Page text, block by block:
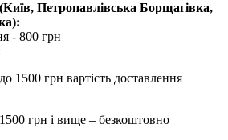
(Київ, Петропавлівська Борщагівка,
- 800 грн
1500 грн вартість доставлення
грн і вище – безкоштовно